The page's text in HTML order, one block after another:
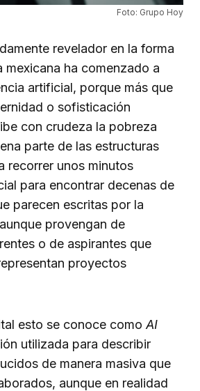
Foto: Grupo Hoy
revelador en la forma
mexicana ha comenzado a
artificial, porque más que
o sofisticación
con crudeza la pobreza
parte de las estructuras
recorrer unos minutos
para encontrar decenas de
parecen escritas por la
provengan de
o de aspirantes que
proyectos
esto se conoce como AI
utilizada para describir
de manera masiva que
aunque en realidad